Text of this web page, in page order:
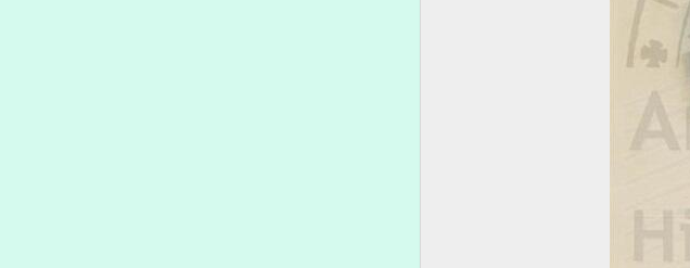
[Documento simples]
[Documento simples]
[Documento simples]
[Documento simples]
[Documento simples]
[Documento simples]
[Documento simples]
[Documento simples]
[Documento simples]
[Documento simples]